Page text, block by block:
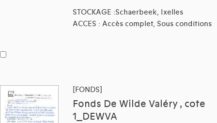
STOCKAGE :Schaerbeek, Ixelles
ACCES : Accès complet, Sous conditions
[FONDS]
Fonds De Wilde Valéry , cote
1_DEWVA